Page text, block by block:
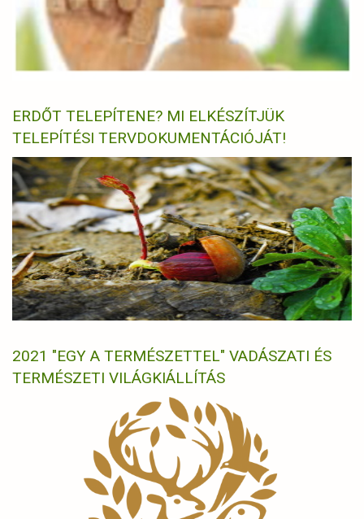
ERDŐT TELEPÍTENE? MI ELKÉSZÍTJÜK
TELEPÍTÉSI TERVDOKUMENTÁCIÓJÁT!
2021 "EGY A TERMÉSZETTEL" VADÁSZATI ÉS
TERMÉSZETI VILÁGKIÁLLÍTÁS